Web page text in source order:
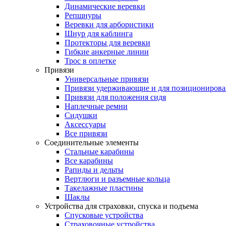
Динамические веревки
Репшнуры
Веревки для арбористики
Шнур для каблинга
Протекторы для веревки
Гибкие анкерные линии
Трос в оплетке
Привязи
Универсальные привязи
Привязи удерживающие и для
Привязи для положения сидя
Наплечные ремни
Сидушки
Аксессуары
Все привязи
Соединительные элементы
Стальные карабины
Все карабины
Рапиды и дельты
Вертлюги и разъемные кольца
Такелажные пластины
Шаклы
Устройства для страховки, спуска и подъема
Спусковые устройства
Страховочные устройства